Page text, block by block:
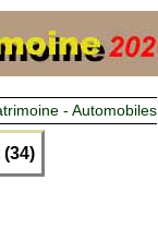
- Automobiles
(34)